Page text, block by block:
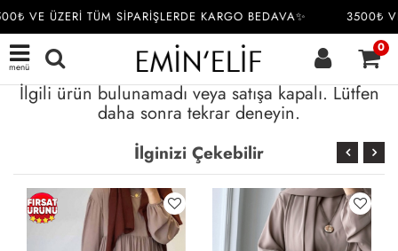
VE ÜZERİ TÜM SİPARİŞLERDE KARGO BEDAVA✨ 3500₺
menü
0
İlgili ürün bulunamadı veya satışa kapalı. Lütfen
daha sonra tekrar deneyin.
İlginizi Çekebilir